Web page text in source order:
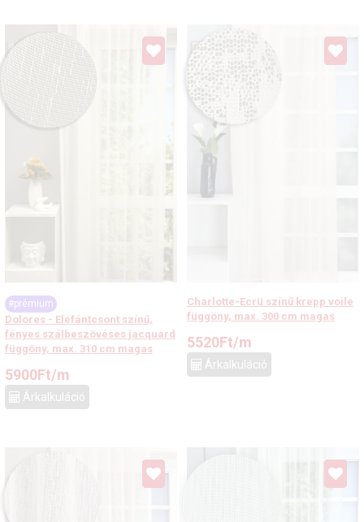
#prémium
Dolores - Elefántcsont színű,
fényes szálbeszövéses jacquard
függöny, max. 310 cm magas
5900Ft/m
Árkalkuláció
Charlotte-Ecrü színű krepp voile
függöny, max. 300 cm magas
5520Ft/m
Árkalkuláció